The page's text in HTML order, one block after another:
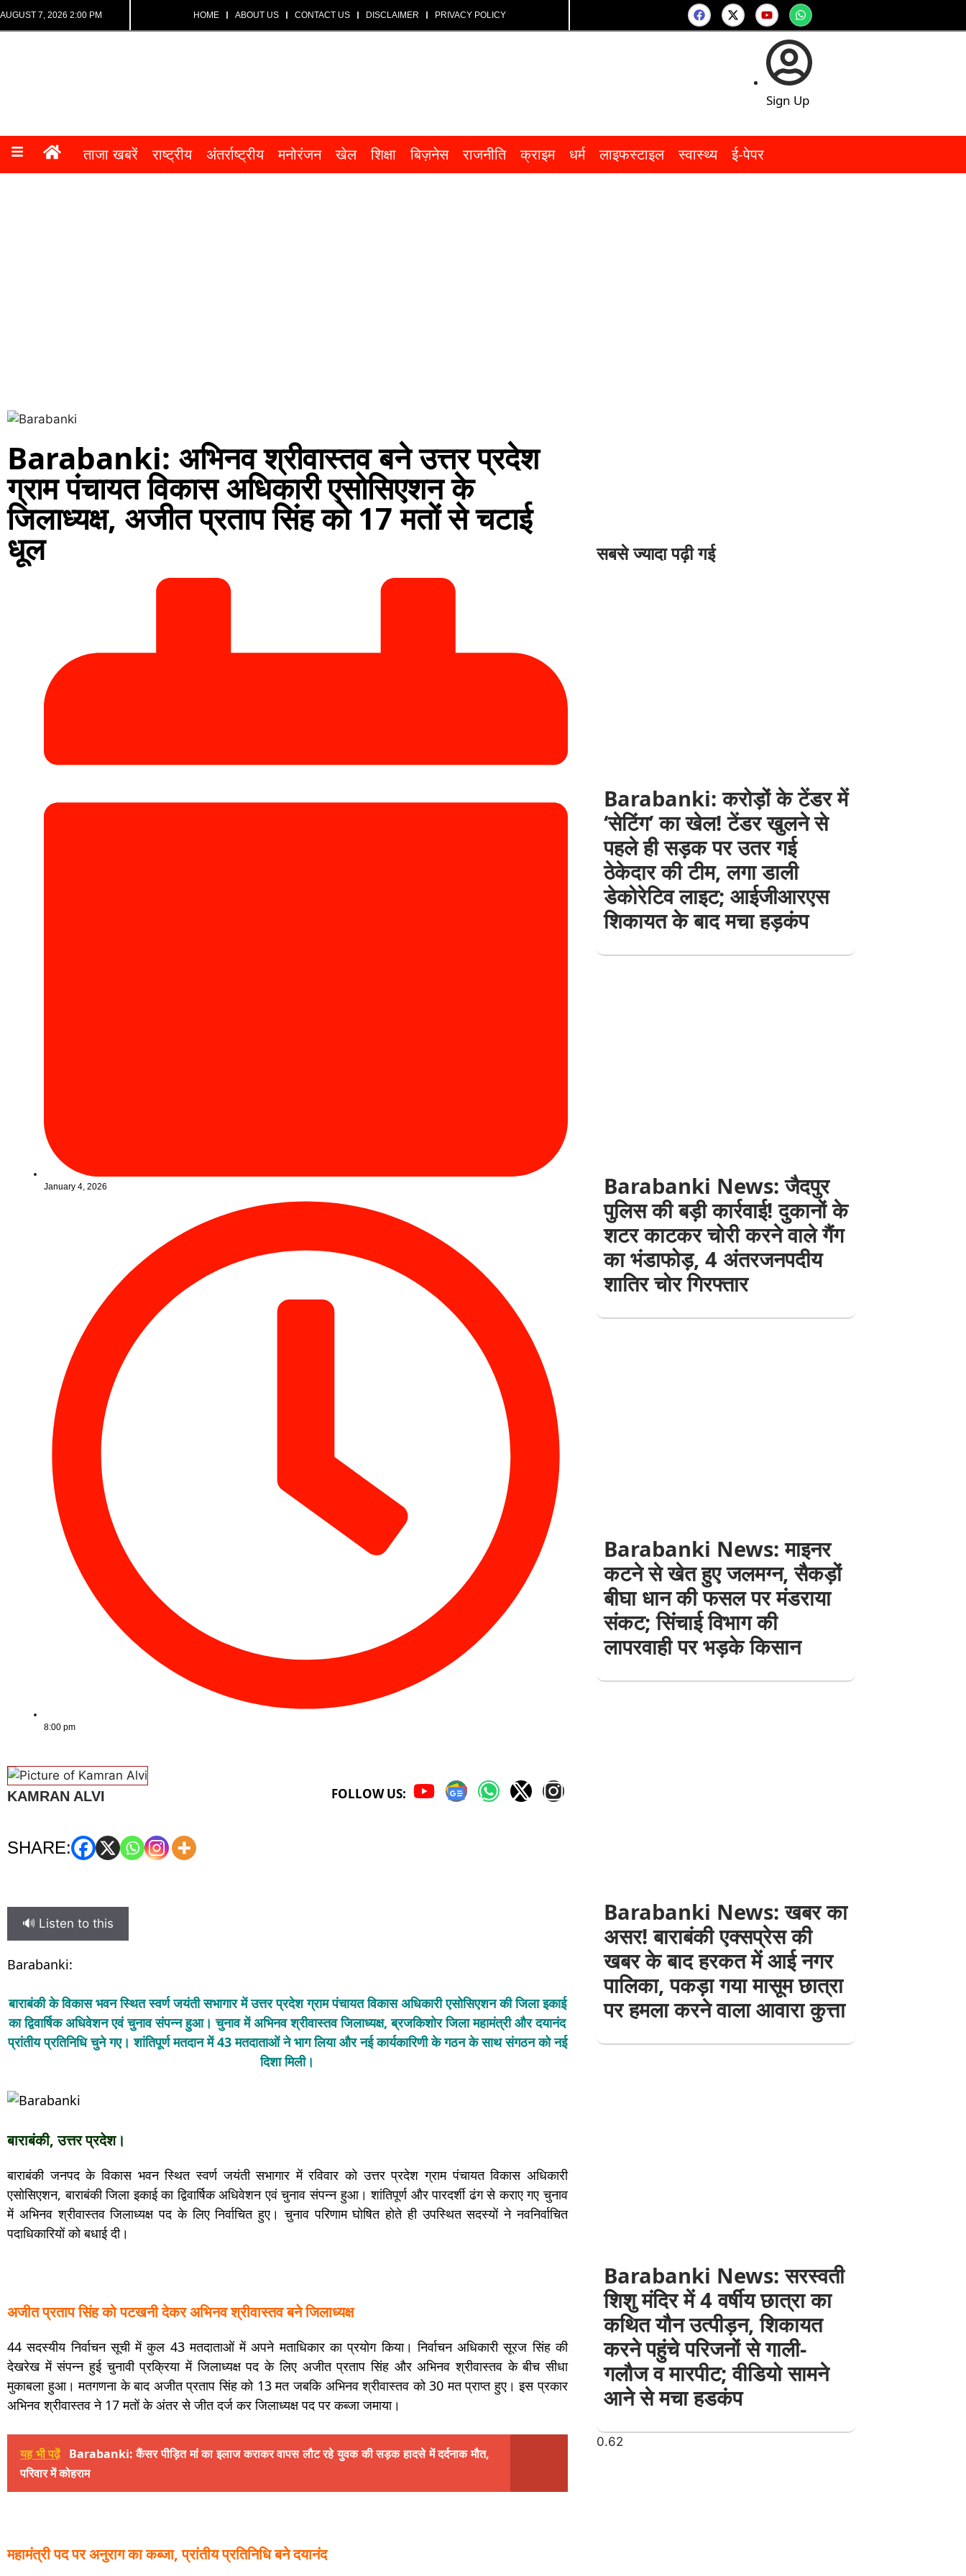
AUGUST 7, 2026 2:00 PM HOME ABOUT US CONTACT US DISCLAIMER PRIVACY POLICY
Sign Up
ताजा खबरें राष्ट्रीय अंतर्राष्ट्रीय मनोरंजन खेल शिक्षा बिज़नेस राजनीति क्राइम धर्म लाइफस्टाइल स्वास्थ्य ई-पेपर
Barabanki: अभिनव श्रीवास्तव बने उत्तर प्रदेश
ग्राम पंचायत विकास अधिकारी एसोसिएशन के
जिलाध्यक्ष, अजीत प्रताप सिंह को 17 मतों से चटाई
धूल
January 4, 2026
8:00 pm
KAMRAN ALVI FOLLOW US:
SHARE:
🔊 Listen to this
Barabanki:
बाराबंकी के विकास भवन स्थित स्वर्ण जयंती सभागार में उत्तर प्रदेश ग्राम पंचायत विकास अधिकारी एसोसिएशन की जिला इकाई
का द्विवार्षिक अधिवेशन एवं चुनाव संपन्न हुआ। चुनाव में अभिनव श्रीवास्तव जिलाध्यक्ष, ब्रजकिशोर जिला महामंत्री और दयानंद
प्रांतीय प्रतिनिधि चुने गए। शांतिपूर्ण मतदान में 43 मतदाताओं ने भाग लिया और नई कार्यकारिणी के गठन के साथ संगठन को नई
दिशा मिली।
बाराबंकी, उत्तर प्रदेश।
बाराबंकी जनपद के विकास भवन स्थित स्वर्ण जयंती सभागार में रविवार को उत्तर प्रदेश ग्राम पंचायत विकास अधिकारी
एसोसिएशन, बाराबंकी जिला इकाई का द्विवार्षिक अधिवेशन एवं चुनाव संपन्न हुआ। शांतिपूर्ण और पारदर्शी ढंग से कराए गए चुनाव
में अभिनव श्रीवास्तव जिलाध्यक्ष पद के लिए निर्वाचित हुए। चुनाव परिणाम घोषित होते ही उपस्थित सदस्यों ने नवनिर्वाचित
पदाधिकारियों को बधाई दी।
अजीत प्रताप सिंह को पटखनी देकर अभिनव श्रीवास्तव बने जिलाध्यक्ष
44 सदस्यीय निर्वाचन सूची में कुल 43 मतदाताओं में अपने मताधिकार का प्रयोग किया। निर्वाचन अधिकारी सूरज सिंह की
देखरेख में संपन्न हुई चुनावी प्रक्रिया में जिलाध्यक्ष पद के लिए अजीत प्रताप सिंह और अभिनव श्रीवास्तव के बीच सीधा
मुकाबला हुआ। मतगणना के बाद अजीत प्रताप सिंह को 13 मत जबकि अभिनव श्रीवास्तव को 30 मत प्राप्त हुए। इस प्रकार
अभिनव श्रीवास्तव ने 17 मतों के अंतर से जीत दर्ज कर जिलाध्यक्ष पद पर कब्जा जमाया।
यह भी पढ़ें Barabanki: कैंसर पीड़ित मां का इलाज कराकर वापस लौट रहे युवक की सड़क हादसे में दर्दनाक मौत,
परिवार में कोहराम
महामंत्री पद पर अनुराग का कब्जा, प्रांतीय प्रतिनिधि बने दयानंद
सबसे ज्यादा पढ़ी गई
Barabanki: करोड़ों के टेंडर में
‘सेटिंग’ का खेल! टेंडर खुलने से
पहले ही सड़क पर उतर गई
ठेकेदार की टीम, लगा डाली
डेकोरेटिव लाइट; आईजीआरएस
शिकायत के बाद मचा हड़कंप
Barabanki News: जैदपुर
पुलिस की बड़ी कार्रवाई! दुकानों के
शटर काटकर चोरी करने वाले गैंग
का भंडाफोड़, 4 अंतरजनपदीय
शातिर चोर गिरफ्तार
Barabanki News: माइनर
कटने से खेत हुए जलमग्न, सैकड़ों
बीघा धान की फसल पर मंडराया
संकट; सिंचाई विभाग की
लापरवाही पर भड़के किसान
Barabanki News: खबर का
असर! बाराबंकी एक्सप्रेस की
खबर के बाद हरकत में आई नगर
पालिका, पकड़ा गया मासूम छात्रा
पर हमला करने वाला आवारा कुत्ता
Barabanki News: सरस्वती
शिशु मंदिर में 4 वर्षीय छात्रा का
कथित यौन उत्पीड़न, शिकायत
करने पहुंचे परिजनों से गाली-
गलौज व मारपीट; वीडियो सामने
आने से मचा हडकंप